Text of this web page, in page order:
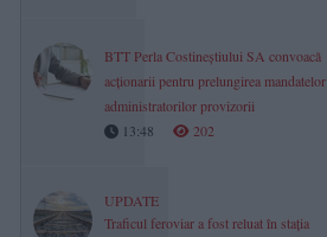
BTT Perla Costineștiului SA convoacă
acționarii pentru prelungirea mandatelor
administratorilor provizorii
13:48
202
UPDATE
Traficul feroviar a fost reluat în stația